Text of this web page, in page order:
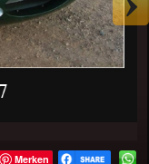
Merken